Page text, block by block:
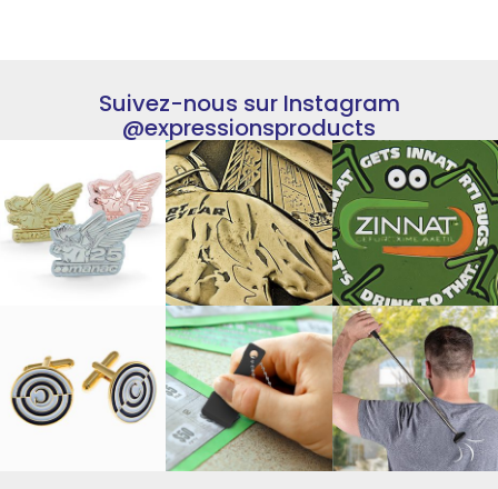
Suivez-nous sur Instagram
@expressionsproducts